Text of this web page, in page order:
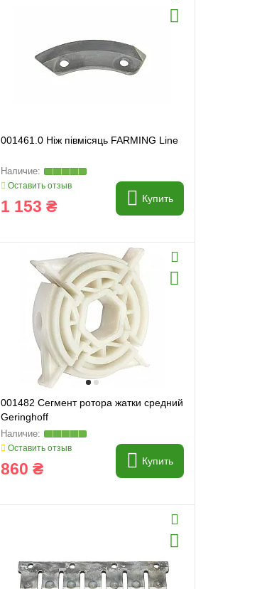
001461.0 Ніж півмісяць FARMING Line
Оставить отзыв
1 153 ₴ Купить
001482 Сегмент ротора жатки средний
Geringhoff
Оставить отзыв
860 ₴ Купить